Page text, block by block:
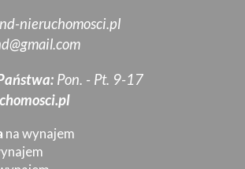
nieruchomosci.pl
Pon. - Pt. 9-17
na wynajem